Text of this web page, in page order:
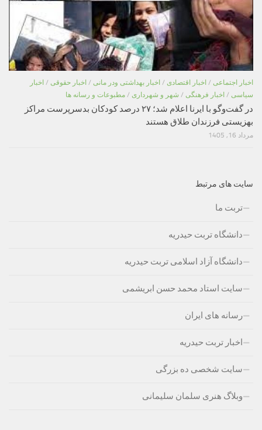
اخبار اجتماعی / اخبار اقتصادی / اخبار بهداشتی ودر مانی / اخبار حقوقی / اخبار
سیاسی / اخبار فرهنگی / شهر و شهرداری / مطبوعات و رسانه ها
در گفت‌وگو با ایرنا اعلام شد؛ ۲۷ درصد کودکان بدسرپرست مراکز
بهزیستی فرزندان طلاق هستند
مرداد 16, 1405
سایت های مرتبط
تربت ما
دانشگاه تربت حیدریه
دانشگاه آزاد اسلامی تربت حیدریه
سایت استاد محمد حسن ابریشمی
رسانه های ایران
اخبار تربت حیدریه
سایت شخصی ده بزرگی
وبلاگ هنری سلمان سلیمانی